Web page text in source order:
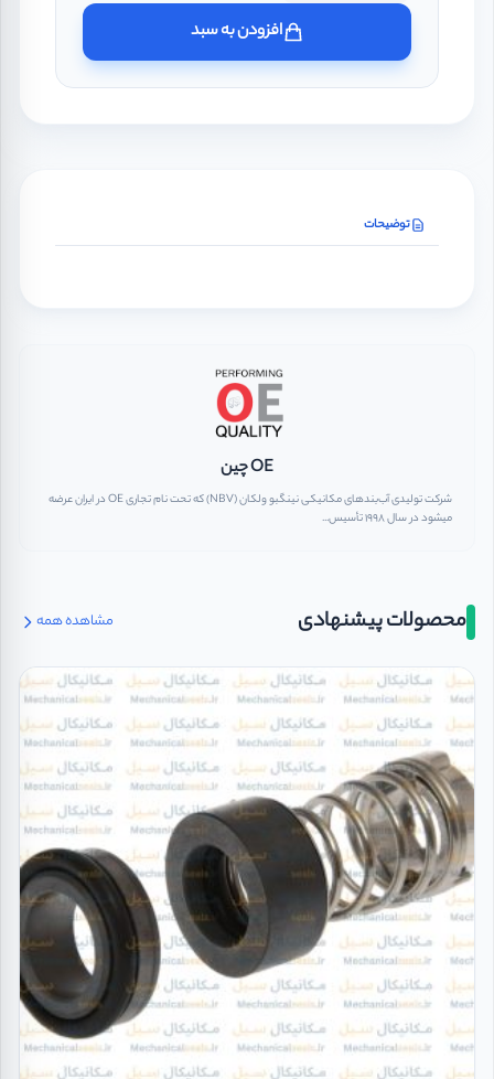
افزودن به سبد
توضیحات
OE چین
شرکت تولیدی آب‌بندهای مکانیکی نینگبو ولکان (NBV) که تحت نام تجاری OE در ایران عرضه
میشود در سال ۱۹۹۸ تأسیس...
محصولات پیشنهادی مشاهده همه